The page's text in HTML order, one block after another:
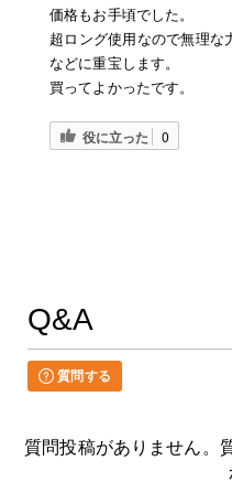
価格もお手頃でした。
超ロング使用なので無理な
などに重宝します。
買ってよかったです。
役に立った 0
Q&A
質問する
質問投稿がありません。